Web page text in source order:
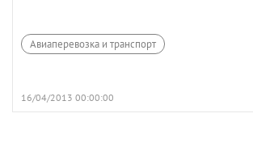
Авиаперевозка и транспорт
16/04/2013 00:00:00